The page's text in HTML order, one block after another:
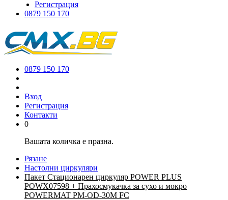
Регистрация
0879 150 170
0879 150 170
Вход
Регистрация
Контакти
0
Вашата количка е празна.
Рязане
Настолни циркуляри
Пакет Стационарен циркуляр POWER PLUS
POWX07598 + Прахосмукачка за сухо и мокро
POWERMAT PM-OD-30M FC